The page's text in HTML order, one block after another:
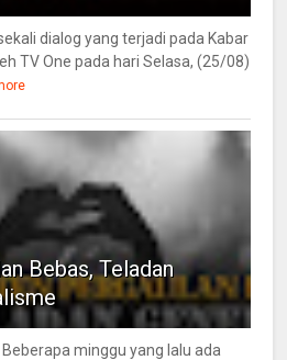
dialog yang terjadi pada Kabar
TV One pada hari Selasa, (25/08)
Bebas, Teladan
minggu yang lalu ada